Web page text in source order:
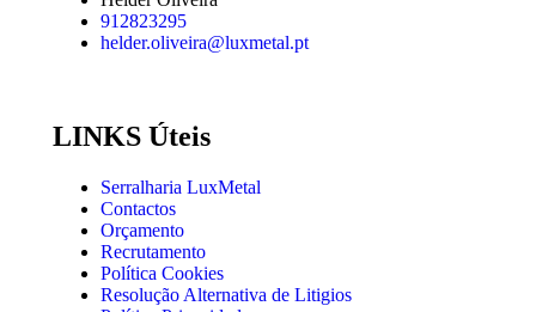
912823295
helder.oliveira@luxmetal.pt
LINKS Úteis
Serralharia LuxMetal
Contactos
Orçamento
Recrutamento
Política Cookies
Resolução Alternativa de Litigios